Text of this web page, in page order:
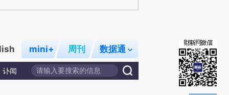
mini+ 周刊 数据通
讣闻